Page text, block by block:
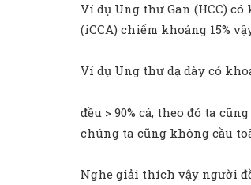
Ví dụ Ung thư Gan (HCC)
(iCCA) chiếm khoảng 15%
Ví dụ Ung thư dạ dày có
đều > 90% cả, theo đó ta
chúng ta cũng không cầu
Nghe giải thích vậy người